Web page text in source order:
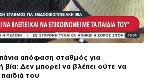
απόφαση σταθμός για
βία: Δεν μπορεί να βλέπει ούτε να
του